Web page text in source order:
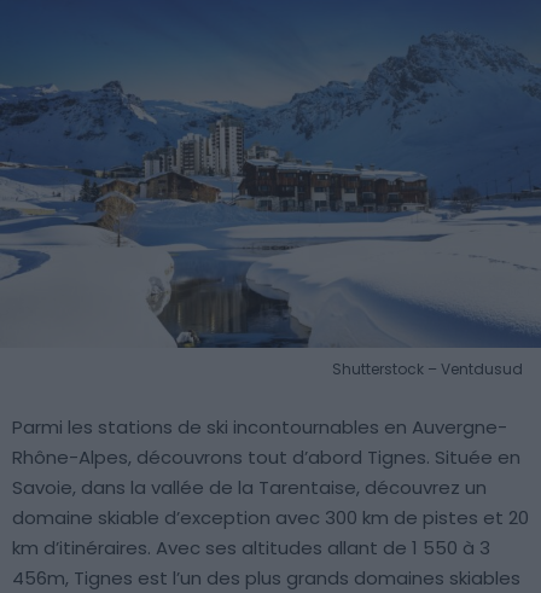
Shutterstock – Ventdusud
Parmi les stations de ski incontournables en Auvergne-
Rhône-Alpes, découvrons tout d’abord Tignes. Située en
Savoie, dans la vallée de la Tarentaise, découvrez un
domaine skiable d’exception avec 300 km de pistes et 20
km d’itinéraires. Avec ses altitudes allant de 1 550 à 3
456m, Tignes est l’un des plus grands domaines skiables